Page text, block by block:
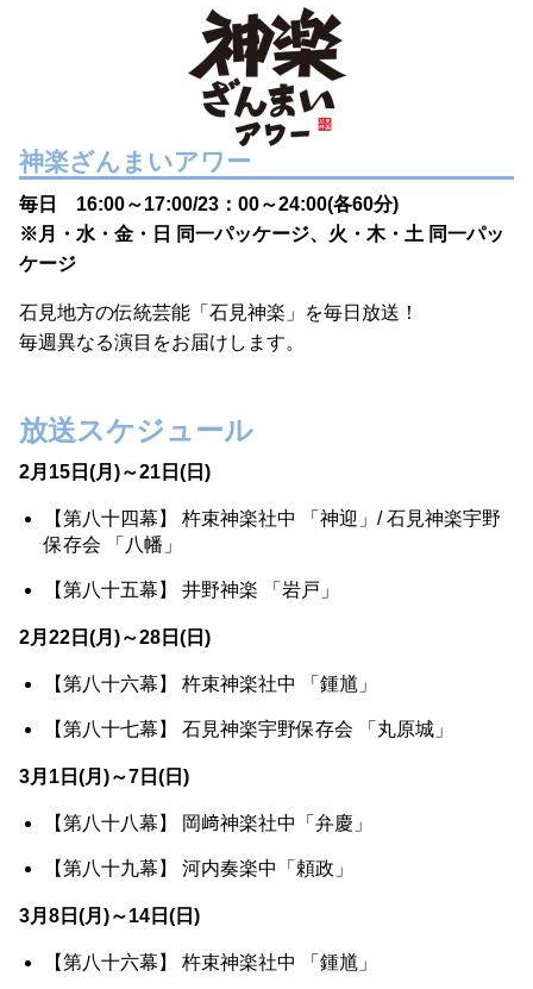
神楽ざんまいアワー
毎日 16:00～17:00/23：00～24:00(各60分)
※月・水・金・日 同一パッケージ、火・木・土 同一パッ
ケージ
石見地方の伝統芸能「石見神楽」を毎日放送！
毎週異なる演目をお届けします。
放送スケジュール
2月15日(月)～21日(日)
【第八十四幕】 杵束神楽社中 「神迎」/ 石見神楽宇野
保存会 「八幡」
【第八十五幕】 井野神楽 「岩戸」
2月22日(月)～28日(日)
【第八十六幕】 杵束神楽社中 「鍾馗」
【第八十七幕】 石見神楽宇野保存会 「丸原城」
3月1日(月)～7日(日)
【第八十八幕】 岡﨑神楽社中「弁慶」
【第八十九幕】 河内奏楽中「頼政」
3月8日(月)～14日(日)
【第八十六幕】 杵束神楽社中 「鍾馗」